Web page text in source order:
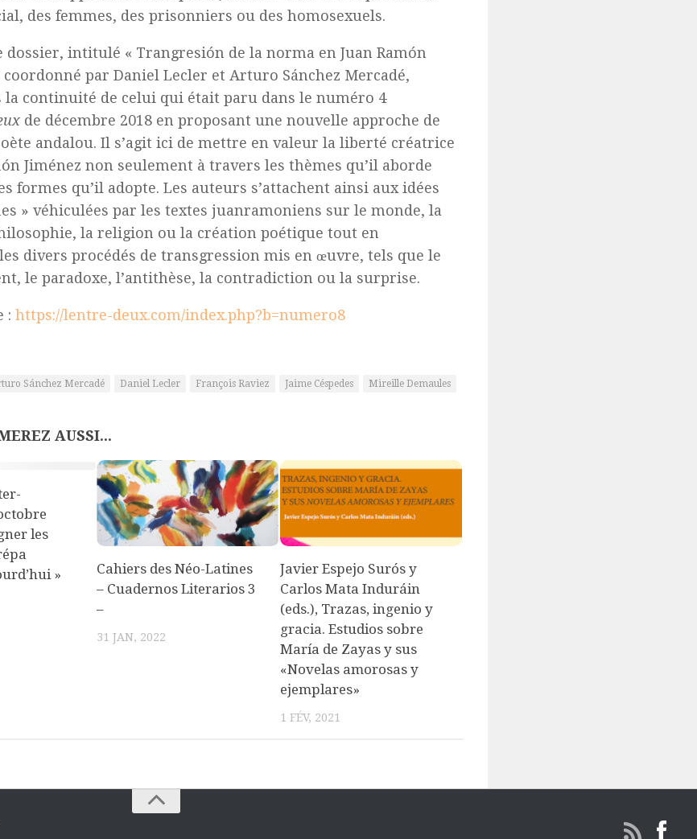
des femmes, des prisonniers ou des homosexuels.
dossier, intitulé « Trangresión de la norma en Juan Ramón
coordonné par Daniel Lecler et Arturo Sánchez Mercadé,
la continuité de celui qui était paru dans le numéro 4
de décembre 2018 en proposant une nouvelle approche de
andalou. Il s’agit ici de mettre en valeur la liberté créatrice
Jiménez non seulement à travers les thèmes qu’il aborde
formes qu’il adopte. Les auteurs s’attachent ainsi aux idées
» véhiculées par les textes juanramoniens sur le monde, la
la religion ou la création poétique tout en
divers procédés de transgression mis en œuvre, tels que le
le paradoxe, l’antithèse, la contradiction ou la surprise.
: https://lentre-deux.com/index.php?b=numero8
Sánchez Mercadé Daniel Lecler François Raviez Jaime Céspedes Mireille Demaules
AUSSI...
les
»
Cahiers des Néo-Latines
– Cuadernos Literarios 3
–
31 JAN, 2022
Javier Espejo Surós y
Carlos Mata Induráin
(eds.), Trazas, ingenio y
gracia. Estudios sobre
María de Zayas y sus
«Novelas amorosas y
ejemplares»
1 FÉV, 2021